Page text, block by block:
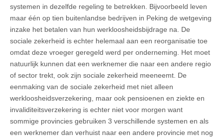
systemen in dezelfde regeling te betrekken. Bijvoorbeeld leven
maar één op tien buitenlandse bedrijven in Peking de wetgeving
inzake het betalen van hun werkloosheidsbijdrage na. De
sociale zekerheid is echter helemaal aan een reorganisatie toe
omdat deze vroeger geregeld werd per onderneming. Het moet
natuurlijk kunnen dat een werknemer die naar een andere regio
of sector trekt, ook zijn sociale zekerheid meeneemt. De
eenmaking van de sociale zekerheid met niet alleen
werkloosheidsverzekering, maar ook pensioenen en ziekte en
invaliditeitsverzekering is echter niet voor morgen want
sommige provincies gebruiken 3 verschillende systemen en als
een werknemer dan verhuist naar een andere provincie met nog